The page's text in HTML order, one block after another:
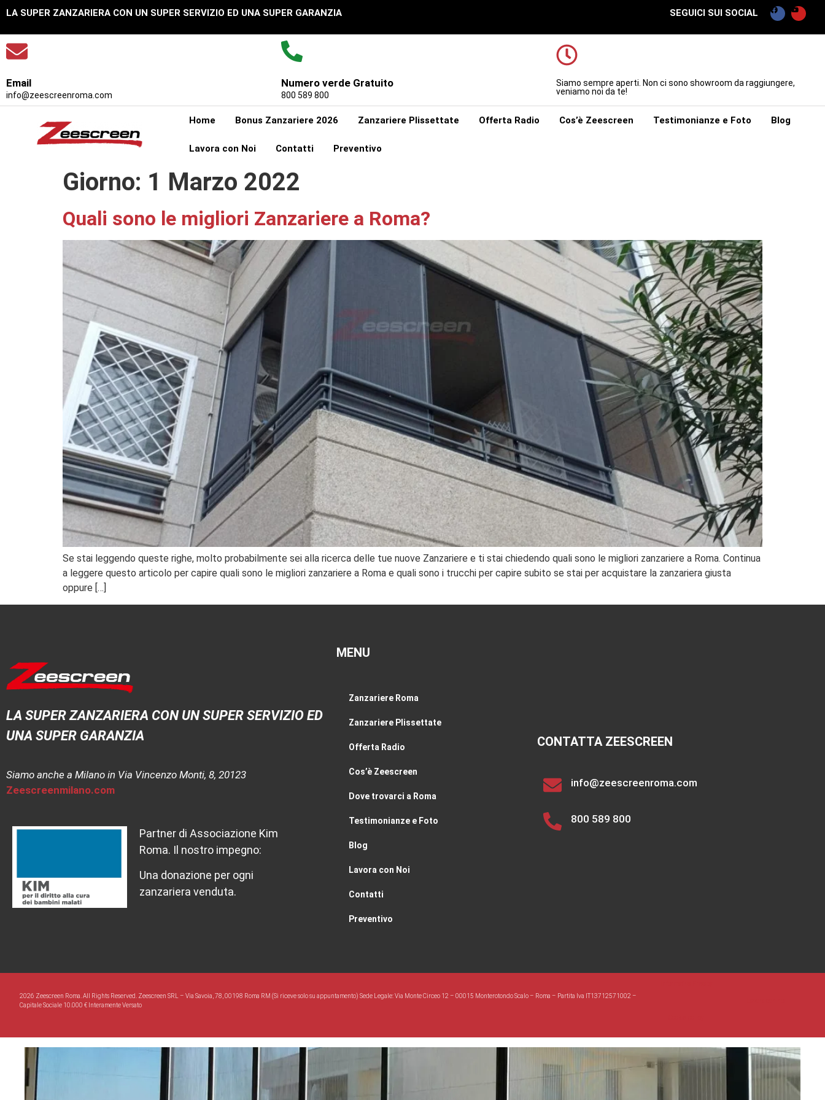
LA SUPER ZANZARIERA CON UN SUPER SERVIZIO ED UNA SUPER GARANZIA SEGUICI SUI SOCIAL
Email
info@zeescreenroma.com
Numero verde Gratuito
800 589 800
Siamo sempre aperti. Non ci sono showroom da raggiungere,
veniamo noi da te!
Home Bonus Zanzariere 2026 Zanzariere Plissettate Offerta Radio Cos’è Zeescreen Testimonianze e Foto Blog
Lavora con Noi Contatti Preventivo
Giorno: 1 Marzo 2022
Quali sono le migliori Zanzariere a Roma?
Se stai leggendo queste righe, molto probabilmente sei alla ricerca delle tue nuove Zanzariere e ti stai chiedendo quali sono le migliori zanzariere a Roma. Continua
a leggere questo articolo per capire quali sono le migliori zanzariere a Roma e quali sono i trucchi per capire subito se stai per acquistare la zanzariera giusta
oppure […]
LA SUPER ZANZARIERA CON UN SUPER SERVIZIO ED
UNA SUPER GARANZIA
Siamo anche a Milano in Via Vincenzo Monti, 8, 20123
Zeescreenmilano.com
Partner di Associazione Kim
Roma. Il nostro impegno:
Una donazione per ogni
zanzariera venduta.
MENU
Zanzariere Roma
Zanzariere Plissettate
Offerta Radio
Cos’è Zeescreen
Dove trovarci a Roma
Testimonianze e Foto
Blog
Lavora con Noi
Contatti
Preventivo
CONTATTA ZEESCREEN
info@zeescreenroma.com
800 589 800
2026 Zeescreen Roma. All Rights Reserved. Zeescreen SRL – Via Savoia, 78, 00198 Roma RM (Si riceve solo su appuntamento) Sede Legale: Via Monte Circeo 12 – 00015 Monterotondo Scalo – Roma – Partita Iva IT13712571002 –
Capitale Sociale 10.000 € Interamente Versato